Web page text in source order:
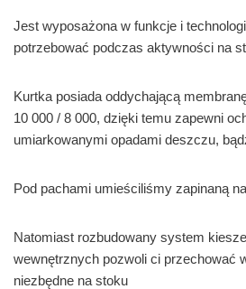
Jest wyposażona w funkcje i
potrzebować podczas aktywności na
Kurtka posiada oddychającą
10 000 / 8 000, dzięki temu zapewni
umiarkowanymi opadami deszczu,
Pod pachami umieściliśmy zapinaną
Natomiast rozbudowany system
wewnętrznych pozwoli ci przechować
niezbędne na stoku